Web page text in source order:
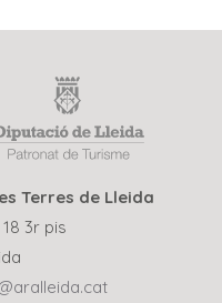
Terres de Lleida
3r pis